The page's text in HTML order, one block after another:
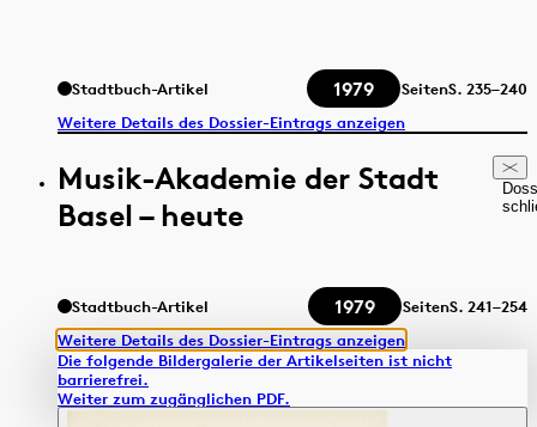
Stadtbuch-Artikel 1979 SeitenS. 235–240
Weitere Details des Dossier-Eintrags anzeigen
Musik-Akademie der Stadt
Basel – heute
Stadtbuch-Artikel 1979 SeitenS. 241–254
Weitere Details des Dossier-Eintrags anzeigen
Die folgende Bildergalerie der Artikelseiten ist nicht
barrierefrei.
Weiter zum zugänglichen PDF.